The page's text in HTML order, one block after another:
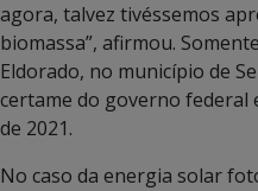
agora, talvez tivéssemos
biomassa”, afirmou.
Eldorado, no município de
certame do governo federal
de 2021.
No caso da energia solar